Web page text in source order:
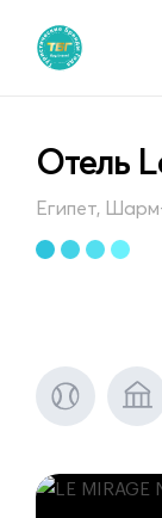
Отель
Египет,